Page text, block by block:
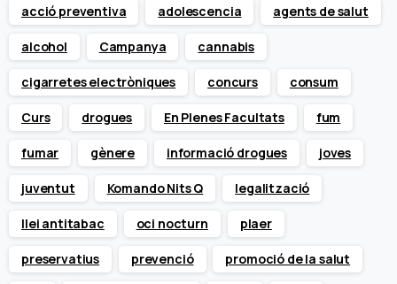
acció preventiva
adolescencia agents de salut
alcohol Campanya cannabis
cigarretes electròniques concurs consum
Curs drogues En Plenes Facultats fum
fumar gènere informació drogues joves
juventut Komando Nits Q legalització
llei antitabac oci nocturn plaer
preservatius prevenció promoció de la salut